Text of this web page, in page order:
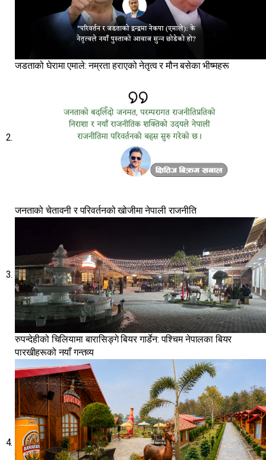
जडताको घेरामा एमाले: नम्रता हराएको नेतृत्व र मौन बसेका भीष्महरू
जनताको चेतावनी र परिवर्तनको खोजीमा नेपाली राजनीति
रुपन्देहीको चिलियामा बारासिङ्गे बियर गार्डेन: पश्चिम नेपालका बियर
पारखीहरूको नयाँ गन्तव्य